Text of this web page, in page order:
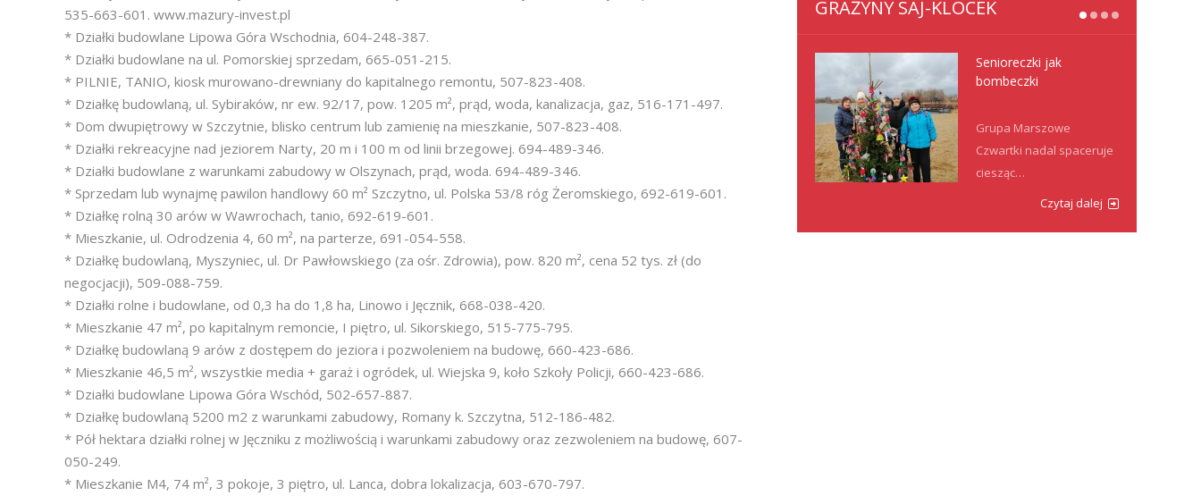
535-663-601. www.mazury-invest.pl
* Działki budowlane Lipowa Góra Wschodnia, 604-248-387.
* Działki budowlane na ul. Pomorskiej sprzedam, 665-051-215.
* PILNIE, TANIO, kiosk murowano-drewniany do kapitalnego remontu, 507-823-408.
* Działkę budowlaną, ul. Sybiraków, nr ew. 92/17, pow. 1205 m², prąd, woda, kanalizacja, gaz, 516-171-497.
* Dom dwupiętrowy w Szczytnie, blisko centrum lub zamienię na mieszkanie, 507-823-408.
* Działki rekreacyjne nad jeziorem Narty, 20 m i 100 m od linii brzegowej. 694-489-346.
* Działki budowlane z warunkami zabudowy w Olszynach, prąd, woda. 694-489-346.
* Sprzedam lub wynajmę pawilon handlowy 60 m² Szczytno, ul. Polska 53/8 róg Żeromskiego, 692-619-601.
* Działkę rolną 30 arów w Wawrochach, tanio, 692-619-601.
* Mieszkanie, ul. Odrodzenia 4, 60 m², na parterze, 691-054-558.
* Działkę budowlaną, Myszyniec, ul. Dr Pawłowskiego (za ośr. Zdrowia), pow. 820 m², cena 52 tys. zł (do
negocjacji), 509-088-759.
* Działki rolne i budowlane, od 0,3 ha do 1,8 ha, Linowo i Jęcznik, 668-038-420.
* Mieszkanie 47 m², po kapitalnym remoncie, I piętro, ul. Sikorskiego, 515-775-795.
* Działkę budowlaną 9 arów z dostępem do jeziora i pozwoleniem na budowę, 660-423-686.
* Mieszkanie 46,5 m², wszystkie media + garaż i ogródek, ul. Wiejska 9, koło Szkoły Policji, 660-423-686.
* Działki budowlane Lipowa Góra Wschód, 502-657-887.
* Działkę budowlaną 5200 m2 z warunkami zabudowy, Romany k. Szczytna, 512-186-482.
* Pół hektara działki rolnej w Jęczniku z możliwością i warunkami zabudowy oraz zezwoleniem na budowę, 607-
050-249.
* Mieszkanie M4, 74 m², 3 pokoje, 3 piętro, ul. Lanca, dobra lokalizacja, 603-670-797.
GRAŻYNY SAJ-KLOCEK
Senioreczki jak
bombeczki
Grupa Marszowe
Czwartki nadal spaceruje
ciesząc…
Czytaj dalej